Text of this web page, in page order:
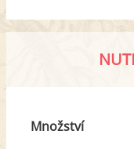
Množství